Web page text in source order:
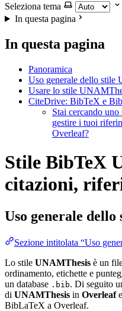
Seleziona tema
In questa pagina
In questa pagina
Panoramica
Uso generale dello stile
Usare lo stile
CiteDrive: BibTeX e
Stai cercando
gestire i tuoi
Overleaf?
Stile BibTeX
citazioni,
Uso generale dello
Sezione intitolata “Uso
Lo stile UNAMThesis è un
ordinamento, etichette e
un database .bib. Di seguito
di UNAMThesis in Overleaf
BibLaTeX a Overleaf.